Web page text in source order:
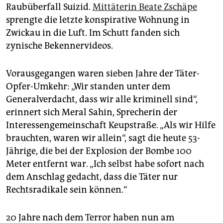
Raubüberfall Suizid. Mittäterin Beate Zschäpe
sprengte die letzte konspirative Wohnung in
Zwickau in die Luft. Im Schutt fanden sich
zynische Bekennervideos.
Vorausgegangen waren sieben Jahre der Täter-
Opfer-Umkehr: „Wir standen unter dem
Generalverdacht, dass wir alle kriminell sind“,
erinnert sich Meral Sahin, Sprecherin der
Interessengemeinschaft Keupstraße. „Als wir Hilfe
brauchten, waren wir allein“, sagt die heute 53-
Jährige, die bei der Explosion der Bombe 100
Meter entfernt war. „Ich selbst habe sofort nach
dem Anschlag gedacht, dass die Täter nur
Rechtsradikale sein können.“
20 Jahre nach dem Terror haben nun am